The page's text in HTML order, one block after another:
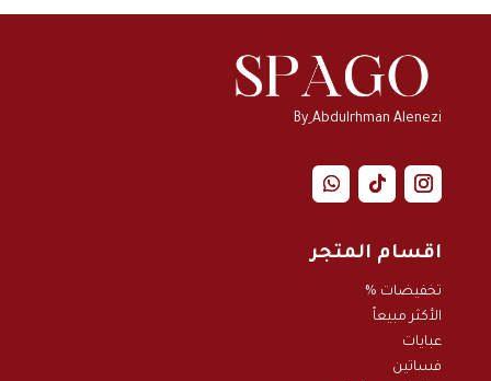
By ِAbdulrhman Alenezi
اقسام المتجر
تخفيضات %
الأكثر مبيعاً
عبايات
فساتين